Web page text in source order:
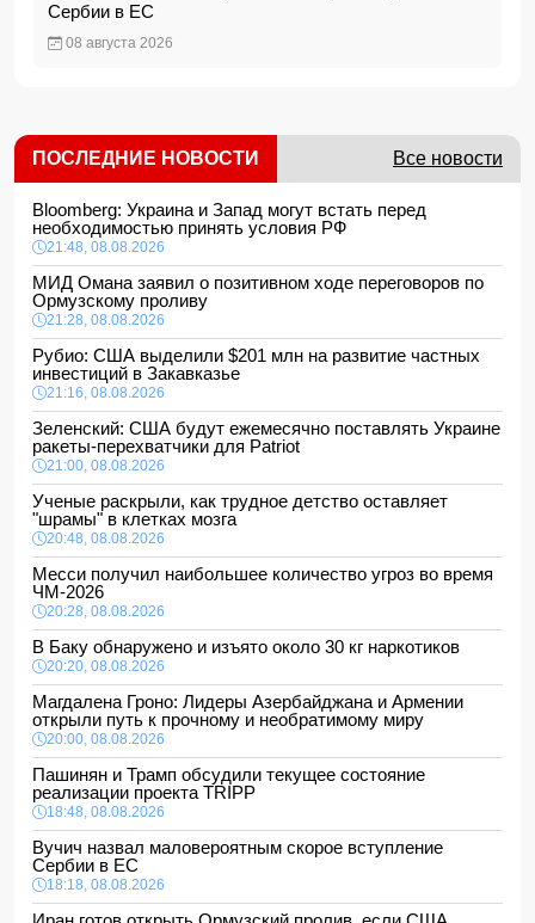
Сербии в ЕС
08 августа 2026
ПОСЛЕДНИЕ НОВОСТИ Все новости
Bloomberg: Украина и Запад могут встать перед
необходимостью принять условия РФ
21:48, 08.08.2026
МИД Омана заявил о позитивном ходе переговоров по
Ормузскому проливу
21:28, 08.08.2026
Рубио: США выделили $201 млн на развитие частных
инвестиций в Закавказье
21:16, 08.08.2026
Зеленский: США будут ежемесячно поставлять Украине
ракеты-перехватчики для Patriot
21:00, 08.08.2026
Ученые раскрыли, как трудное детство оставляет
"шрамы" в клетках мозга
20:48, 08.08.2026
Месси получил наибольшее количество угроз во время
ЧМ-2026
20:28, 08.08.2026
В Баку обнаружено и изъято около 30 кг наркотиков
20:20, 08.08.2026
Магдалена Гроно: Лидеры Азербайджана и Армении
открыли путь к прочному и необратимому миру
20:00, 08.08.2026
Пашинян и Трамп обсудили текущее состояние
реализации проекта TRIPP
18:48, 08.08.2026
Вучич назвал маловероятным скорое вступление
Сербии в ЕС
18:18, 08.08.2026